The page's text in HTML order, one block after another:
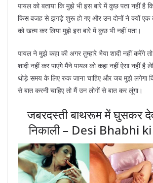
पायल को बताया कि मुझे भी इस बारे में कुछ पता नहीं है
किस वजह से झगड़े शुरू हो गए और उन दोनों ने क्यों
को खत्म कर लिया मुझे इस बारे में कुछ भी नहीं पता।
पायल ने मुझे कहा की अगर तुम्हारे भैया शादी नहीं करेंगे तो
शादी नहीं कर पाएंगे मैंने पायल को कहा नहीं ऐसा नहीं है
थोड़े समय के लिए रुक जाना चाहिए और जब मुझे लगेगा
से बात करनी चाहिए तो मैं उन लोगों से बात कर लूंगा।
जबरदस्ती बाथरूम में घुसकर
निकाली – Desi Bhabhi